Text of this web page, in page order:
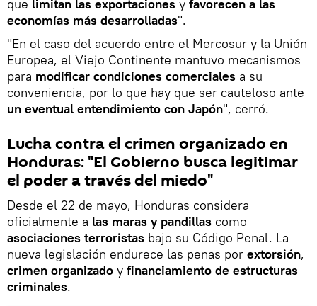
que limitan las exportaciones y favorecen a las
economías más desarrolladas".
"En el caso del acuerdo entre el Mercosur y la Unión
Europea, el Viejo Continente mantuvo mecanismos
para modificar condiciones comerciales a su
conveniencia, por lo que hay que ser cauteloso ante
un eventual entendimiento con Japón", cerró.
Lucha contra el crimen organizado en
Honduras: "El Gobierno busca legitimar
el poder a través del miedo"
Desde el 22 de mayo, Honduras considera
oficialmente a las maras y pandillas como
asociaciones terroristas bajo su Código Penal. La
nueva legislación endurece las penas por extorsión,
crimen organizado y financiamiento de estructuras
criminales.